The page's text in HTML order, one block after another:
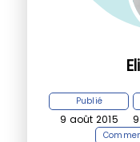
Publié
9 août 2015